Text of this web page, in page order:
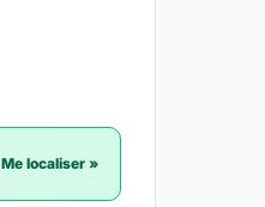
Me localiser »